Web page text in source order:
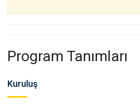
Program Tanımları
Kuruluş